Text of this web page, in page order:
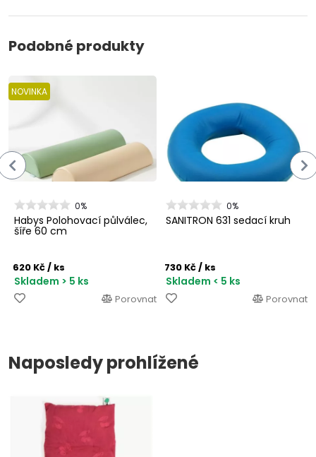
Podobné produkty
NOVINKA
0%
Habys Polohovací půlválec,
šíře 60 cm
620 Kč/ ks
Skladem > 5 ks
Porovnat
0%
SANITRON 631 sedací kruh
730 Kč/ ks
Skladem < 5 ks
Porovnat
Naposledy prohlížené